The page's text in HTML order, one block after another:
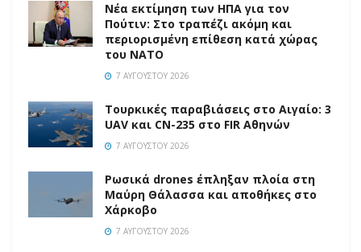
Νέα εκτίμηση των ΗΠΑ για τον
Πούτιν: Στο τραπέζι ακόμη και
περιορισμένη επίθεση κατά χώρας
του ΝΑΤΟ
7 ΑΥΓΟΎΣΤΟΥ 2026
Τουρκικές παραβιάσεις στο Αιγαίο: 3
UAV και CN-235 στο FIR Αθηνών
7 ΑΥΓΟΎΣΤΟΥ 2026
Ρωσικά drones έπληξαν πλοία στη
Μαύρη Θάλασσα και αποθήκες στο
Χάρκοβο
7 ΑΥΓΟΎΣΤΟΥ 2026